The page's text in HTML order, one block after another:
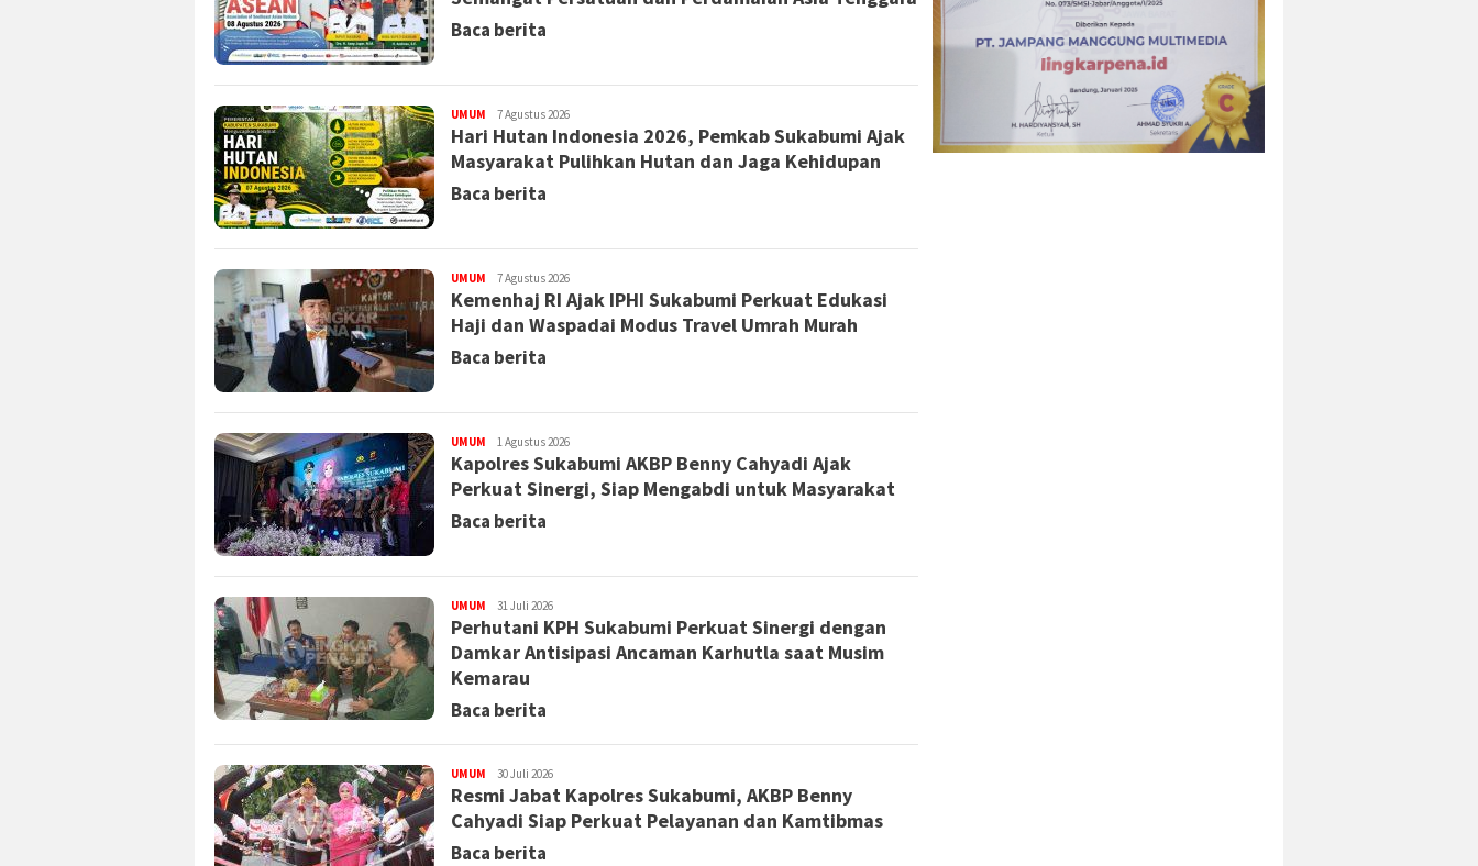
Baca berita
UMUM Redaksi
7 Agustus 2026
Hari Hutan Indonesia 2026, Pemkab Sukabumi Ajak
Masyarakat Pulihkan Hutan dan Jaga Kehidupan
Baca berita
UMUM Redaksi
7 Agustus 2026
Kemenhaj RI Ajak IPHI Sukabumi Perkuat Edukasi
Haji dan Waspadai Modus Travel Umrah Murah
Baca berita
UMUM Redaksi
1 Agustus 2026
Kapolres Sukabumi AKBP Benny Cahyadi Ajak
Perkuat Sinergi, Siap Mengabdi untuk Masyarakat
Baca berita
UMUM Redaksi
31 Juli 2026
Perhutani KPH Sukabumi Perkuat Sinergi dengan
Damkar Antisipasi Ancaman Karhutla saat Musim
Kemarau
Baca berita
UMUM Redaksi
30 Juli 2026
Resmi Jabat Kapolres Sukabumi, AKBP Benny
Cahyadi Siap Perkuat Pelayanan dan Kamtibmas
Baca berita